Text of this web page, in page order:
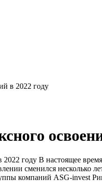
в 2022 году
В настоящее
сменился
компаний ASG-invest